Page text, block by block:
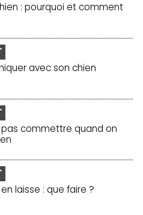
: pourquoi et comment
avec son chien
commettre quand on
laisse : que faire ?